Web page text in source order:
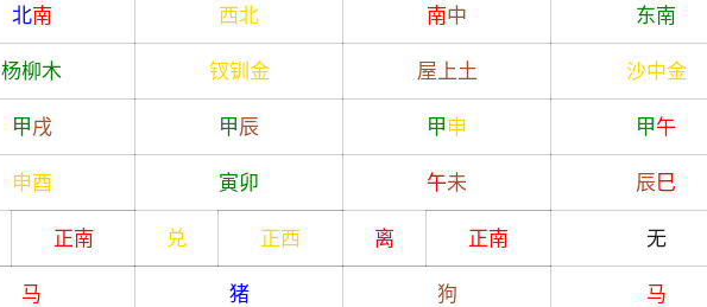
北南 西北 南中 东南
杨柳木 钗钏金 屋上土 沙中金
甲戌 甲辰 甲申 甲午
申酉 寅卯 午未 辰巳
正南 兑 正西 离 正南 无
马 猪 狗 马